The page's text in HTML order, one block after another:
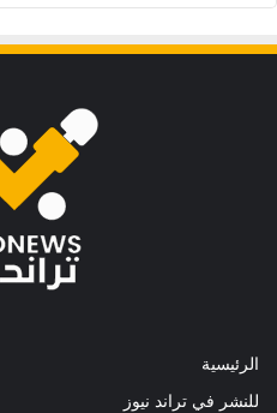
الرئيسية
للنشر في تراند نيوز